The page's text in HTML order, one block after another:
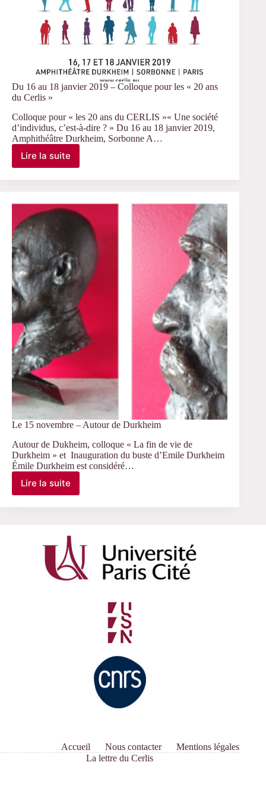
Du 16 au 18 janvier 2019 – Colloque pour les « 20 ans
du Cerlis »
Colloque pour « les 20 ans du CERLIS »« Une société
d’individus, c’est-à-dire ? » Du 16 au 18 janvier 2019,
Amphithéâtre Durkheim, Sorbonne A…
Lire la suite
Du
janvier
Colloque
pour
les
« 20
ans
du
Cerlis »
Le 15 novembre – Autour de Durkheim
Autour de Dukheim, colloque « La fin de vie de
Durkheim » et Inauguration du buste d’Emile Durkheim
Émile Durkheim est considéré…
Lire la suite
Le
Autour
de
Durkheim
Accueil Nous contacter
Mentions légales
La lettre du Cerlis